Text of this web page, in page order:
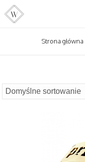
Strona główna